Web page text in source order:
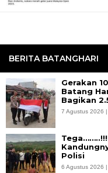
BERITA BATANGHARI
Gerakan
Batang
Bagikan
7 Agustus 2026
Polisi
6 Agustus 2026